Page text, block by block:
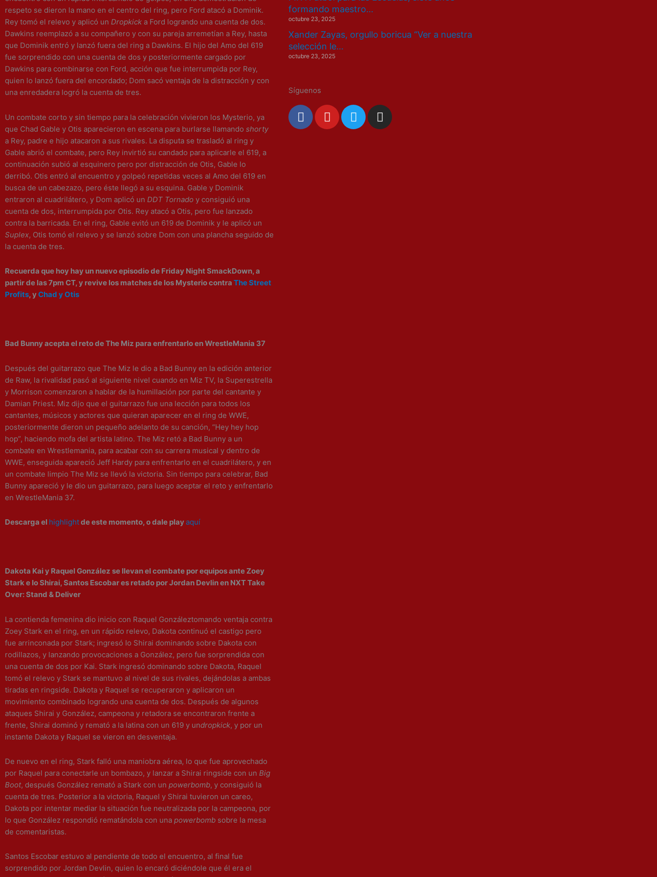
respeto se dieron la mano en el centro del ring, pero Ford atacó a Dominik.
Rey tomó el relevo y aplicó un Dropkick a Ford logrando una cuenta de dos.
Dawkins reemplazó a su compañero y con su pareja arremetían a Rey, hasta
que Dominik entró y lanzó fuera del ring a Dawkins. El hijo del Amo del 619
fue sorprendido con una cuenta de dos y posteriormente cargado por
Dawkins para combinarse con Ford, acción que fue interrumpida por Rey,
quien lo lanzó fuera del encordado; Dom sacó ventaja de la distracción y con
una enredadera logró la cuenta de tres.
Un combate corto y sin tiempo para la celebración vivieron los Mysterio, ya
que Chad Gable y Otis aparecieron en escena para burlarse llamando shorty
a Rey, padre e hijo atacaron a sus rivales. La disputa se trasladó al ring y
Gable abrió el combate, pero Rey invirtió su candado para aplicarle el 619, a
continuación subió al esquinero pero por distracción de Otis, Gable lo
derribó. Otis entró al encuentro y golpeó repetidas veces al Amo del 619 en
busca de un cabezazo, pero éste llegó a su esquina. Gable y Dominik
entraron al cuadrilátero, y Dom aplicó un DDT Tornado y consiguió una
cuenta de dos, interrumpida por Otis. Rey atacó a Otis, pero fue lanzado
contra la barricada. En el ring, Gable evitó un 619 de Dominik y le aplicó un
Suplex, Otis tomó el relevo y se lanzó sobre Dom con una plancha seguido de
la cuenta de tres.
Recuerda que hoy hay un nuevo episodio de Friday Night SmackDown, a
partir de las 7pm CT, y revive los matches de los Mysterio contra The Street
Profits, yChad y Otis
Bad Bunnyacepta el reto de The Miz para enfrentarlo en WrestleMania 37
Después del guitarrazo que The Miz le dio a Bad Bunny en la edición anterior
de Raw, la rivalidad pasó al siguiente nivel cuando en Miz TV, la Superestrella
y Morrison comenzaron a hablar de la humillación por parte del cantante y
Damian Priest. Miz dijo que el guitarrazo fue una lección para todos los
cantantes, músicos y actores que quieran aparecer en el ring de WWE,
posteriormente dieron un pequeño adelanto de su canción, “Hey hey hop
hop”, haciendo mofa del artista latino. The Miz retó a Bad Bunny a un
combate en Wrestlemania, para acabar con su carrera musical y dentro de
WWE, enseguida apareció Jeff Hardy para enfrentarlo en el cuadrilátero, y en
un combate limpio The Miz se llevó la victoria. Sin tiempo para celebrar, Bad
Bunny apareció y le dio un guitarrazo, para luego aceptar el reto y enfrentarlo
en WrestleMania 37.
Descarga el highlightde este momento, o dale playaquí
Dakota Kai y Raquel González se llevan el combate por equipos ante Zoey
Stark e Io Shirai, Santos Escobar es retado por Jordan Devlin en NXT Take
Over: Stand & Deliver
La contienda femenina dio inicio con Raquel Gonzáleztomando ventaja contra
Zoey Stark en el ring, en un rápido relevo, Dakota continuó el castigo pero
fue arrinconada por Stark; ingresó Io Shirai dominando sobre Dakota con
rodillazos, y lanzando provocaciones a González, pero fue sorprendida con
una cuenta de dos por Kai. Stark ingresó dominando sobre Dakota, Raquel
tomó el relevo y Stark se mantuvo al nivel de sus rivales, dejándolas a ambas
tiradas en ringside. Dakota y Raquel se recuperaron y aplicaron un
movimiento combinado logrando una cuenta de dos. Después de algunos
ataques Shirai y González, campeona y retadora se encontraron frente a
frente, Shirai dominó y remató a la latina con un 619 y undropkick, y por un
instante Dakota y Raquel se vieron en desventaja.
De nuevo en el ring, Stark falló una maniobra aérea, lo que fue aprovechado
por Raquel para conectarle un bombazo, y lanzar a Shirai ringside con un Big
Boot, después González remató a Stark con un powerbomb, y consiguió la
cuenta de tres. Posterior a la victoria, Raquel y Shirai tuvieron un careo,
Dakota por intentar mediar la situación fue neutralizada por la campeona, por
lo que González respondió rematándola con una powerbomb sobre la mesa
de comentaristas.
Santos Escobar estuvo al pendiente de todo el encuentro, al final fue
sorprendido por Jordan Devlin, quien lo encaró diciéndole que él era el
formando maestro…
octubre 23, 2025
Xander Zayas, orgullo boricua “Ver a nuestra
selección le…
octubre 23, 2025
Síguenos
F
a
Y
o
T
w
I
n